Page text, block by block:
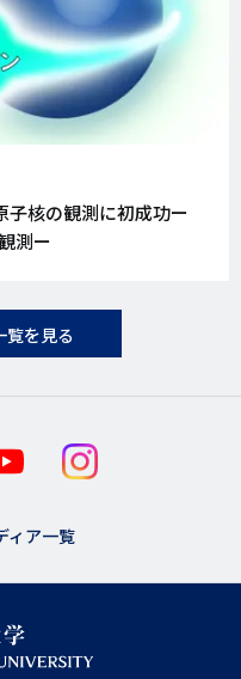
核の観測に初成功ー
測ー
覧を見る
ィア一覧